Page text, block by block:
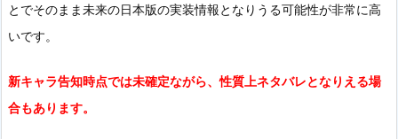
とでそのまま未来の日本版の実装情報となりうる可能性が非常に高
いです。
新キャラ告知時点では未確定ながら、性質上ネタバレとなりえる場
合もあります。